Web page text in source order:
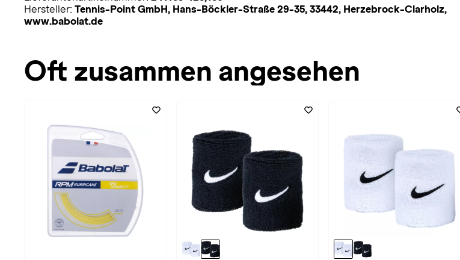
Hersteller: Tennis-Point GmbH, Hans-Böckler-Straße 29-35, 33442, Herzebrock-Clarholz,
www.babolat.de
Oft zusammen angesehen